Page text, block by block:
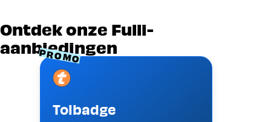
Ontdek onze Fulli-
aanbiedingen
PROMO
Image
Tolbadge